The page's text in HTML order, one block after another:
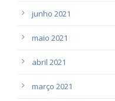
junho 2021
maio 2021
abril 2021
março 2021